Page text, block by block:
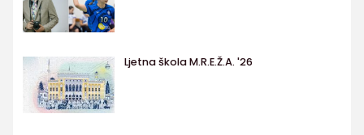
Ljetna škola M.R.E.Ž.A. '26